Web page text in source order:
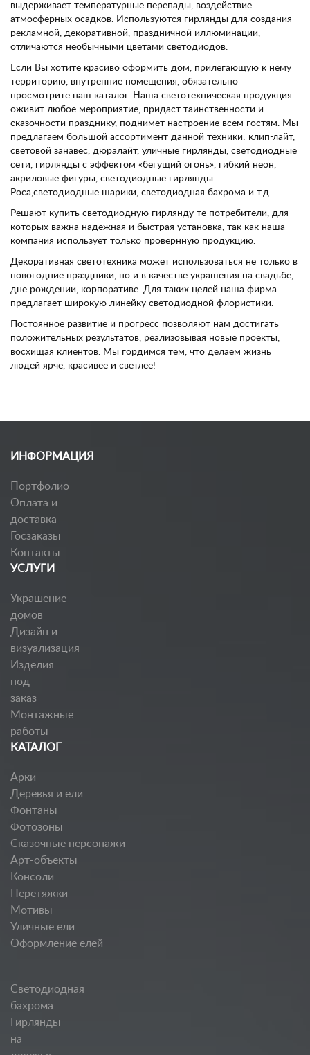
выдерживает температурные перепады, воздействие
атмосферных осадков. Используются гирлянды для создания
рекламной, декоративной, праздничной иллюминации,
отличаются необычными цветами светодиодов.
Если Вы хотите красиво оформить дом, прилегающую к нему
территорию, внутренние помещения, обязательно
просмотрите наш каталог. Наша светотехническая продукция
оживит любое мероприятие, придаст таинственности и
сказочности празднику, поднимет настроение всем гостям. Мы
предлагаем большой ассортимент данной техники: клип-лайт,
световой занавес, дюралайт, уличные гирлянды, светодиодные
сети, гирлянды с эффектом «бегущий огонь», гибкий неон,
акриловые фигуры, светодиодные гирлянды
Роса,светодиодные шарики, светодиодная бахрома и т.д.
Решают купить светодиодную гирлянду те потребители, для
которых важна надёжная и быстрая установка, так как наша
компания использует только провернную продукцию.
Декоративная светотехника может использоваться не только в
новогодние праздники, но и в качестве украшения на свадьбе,
дне рождении, корпоративе. Для таких целей наша фирма
предлагает широкую линейку светодиодной флористики.
Постоянное развитие и прогресс позволяют нам достигать
положительных результатов, реализовывая новые проекты,
восхищая клиентов. Мы гордимся тем, что делаем жизнь
людей ярче, красивее и светлее!
ИНФОРМАЦИЯ
Портфолио
Оплата и
доставка
Госзаказы
Контакты
УСЛУГИ
Украшение
домов
Дизайн и
визуализация
Изделия
под
заказ
Монтажные
работы
КАТАЛОГ
Арки
Деревья и ели
Фонтаны
Фотозоны
Сказочные персонажи
Арт-объекты
Консоли
Перетяжки
Мотивы
Уличные ели
Оформление елей
Светодиодная
бахрома
Гирлянды
на